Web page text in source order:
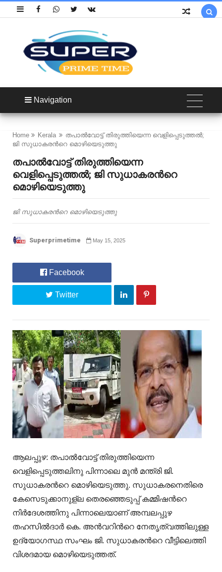

Navigation
Home Kerala
തപാൽവോട്ട് തിരുത്തിയെന്ന വെളിപ്പെടുത്തൽ;
ജി സുധാകരന്‍റെ മൊഴിയെടുത്തു
തപാൽവോട്ട് തിരുത്തിയെന്ന
വെളിപ്പെടുത്തൽ; ജി സുധാകരന്‍റെ
മൊഴിയെടുത്തു
ജി സുധാകരന്‍റെ മൊഴിയെടുത്തു
Superprimetime May 15, 2025
Facebook
Twitter
ആലപ്പുഴ: തപാൽവോട്ട് തിരുത്തിയെന്ന
വെളിപ്പെടുത്തലിനു പിന്നാലെ മുൻ മന്ത്രി ജി.
സുധാകരന്‍റെ മൊഴിയെടുത്തു. സുധാകരനെതിരെ
കേസെടുക്കാനുള്ല തെരഞ്ഞെടുപ്പ് കമ്മിഷന്‍റെ
നിർദേശത്തിനു പിന്നാലെയാണ് അമ്പലപ്പുഴ
തഹസിൽദാര്‍ കെ. അൻവറിന്‍റെ നേതൃത്വത്തിലുള്ള
ഉദ്യോഗസ്ഥ സംഘം ജി. സുധാകരന്‍റെ വീട്ടിലെത്തി
വിശദമായ മൊഴിയെടുത്തത്.